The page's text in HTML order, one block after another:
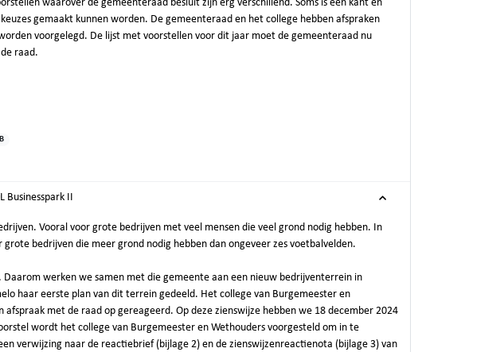
waarover de gemeenteraad besluit zijn erg verschillend. Soms is een kant en
gemaakt kunnen worden. De gemeenteraad en het college hebben afspraken
voorgelegd. De lijst met voorstellen voor dit jaar moet de gemeenteraad nu
raad.
Businesspark II
Vooral voor grote bedrijven met veel mensen die veel grond nodig hebben. In
bedrijven die meer grond nodig hebben dan ongeveer zes voetbalvelden.
werken we samen met die gemeente aan een nieuw bedrijventerrein in
haar eerste plan van dit terrein gedeeld. Het college van Burgemeester en
met de raad op gereageerd. Op deze zienswijze hebben we 18 december 2024
wordt het college van Burgemeester en Wethouders voorgesteld om in te
verwijzing naar de reactiebrief (bijlage 2) en de zienswijzenreactienota (bijlage 3) van